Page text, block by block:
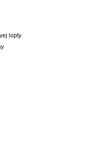
lopty